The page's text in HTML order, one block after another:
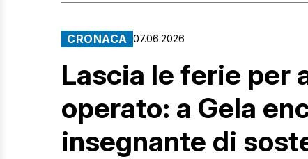
CRONACA 07.06.2026
Lascia le ferie per
operato: a Gela
insegnante di